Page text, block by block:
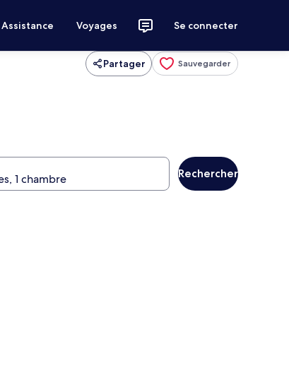
Assistance Voyages Se connecter
Partager Sauvegarder
Rechercher